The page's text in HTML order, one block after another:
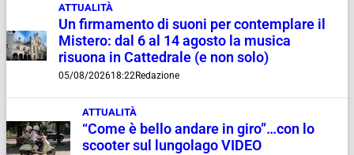
ATTUALITÀ
Un firmamento di suoni per contemplare il
Mistero: dal 6 al 14 agosto la musica
risuona in Cattedrale (e non solo)
05/08/202618:22Redazione
ATTUALITÀ
“Come è bello andare in giro”…con lo
scooter sul lungolago VIDEO